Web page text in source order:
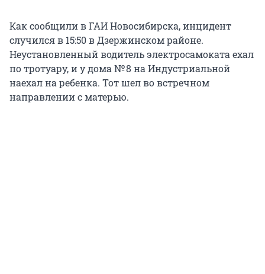
Как сообщили в ГАИ Новосибирска, инцидент
случился в 15:50 в Дзержинском районе.
Неустановленный водитель электросамоката ехал
по тротуару, и у дома № 8 на Индустриальной
наехал на ребенка. Тот шел во встречном
направлении с матерью.